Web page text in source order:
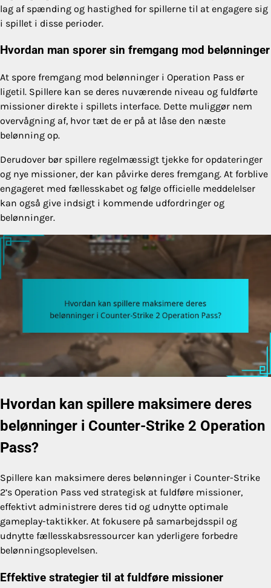
lag af spænding og hastighed for spillerne til at engagere sig
i spillet i disse perioder.
Hvordan man sporer sin fremgang mod belønninger
At spore fremgang mod belønninger i Operation Pass er
ligetil. Spillere kan se deres nuværende niveau og fuldførte
missioner direkte i spillets interface. Dette muliggør nem
overvågning af, hvor tæt de er på at låse den næste
belønning op.
Derudover bør spillere regelmæssigt tjekke for opdateringer
og nye missioner, der kan påvirke deres fremgang. At forblive
engageret med fællesskabet og følge officielle meddelelser
kan også give indsigt i kommende udfordringer og
belønninger.
Hvordan kan spillere maksimere deres
belønninger i Counter-Strike 2 Operation
Pass?
Spillere kan maksimere deres belønninger i Counter-Strike
2’s Operation Pass ved strategisk at fuldføre missioner,
effektivt administrere deres tid og udnytte optimale
gameplay-taktikker. At fokusere på samarbejdsspil og
udnytte fællesskabsressourcer kan yderligere forbedre
belønningsoplevelsen.
Effektive strategier til at fuldføre missioner